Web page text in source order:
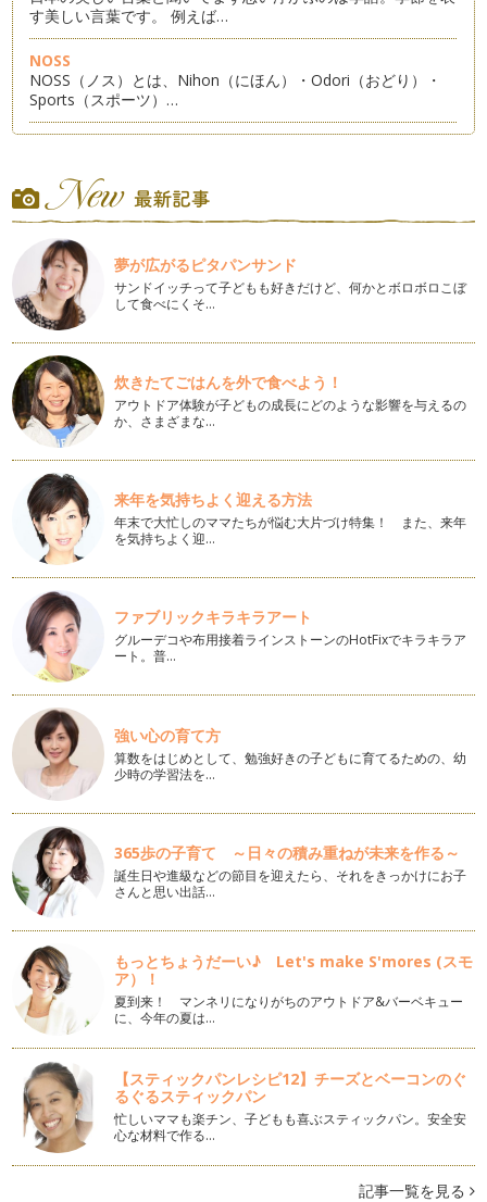
す美しい言葉です。 例えば…
NOSS
NOSS（ノス）とは、Nihon（にほん）・Odori（おどり）・
Sports（スポーツ）…
祇園祭り
コンコンチキチン、コンチキチン♪ ７月に入って京の町は祇園
祭りモード全開です。祇園…
たなばた（七夕・棚機）
むかしむかし、天の川のほとりに織姫という娘がいました。織
姫は機織りが大変上手で、…
日本人の美しい立ち居振る舞い
『江戸しぐさ』ってお聞きになったことありますか？ １０年
ほど前から公共広告機構が江…
能
能というと、堅苦しい、難しそう、眠ってしまいそう、敷居
が高…
着物事始め
着物っていいですよね。季節感を楽しんだり、礼節や遊び心を
盛り込んだり、母や祖母から受け継ぐ…
こどもの日
５月５日は『端午の節句』五月人形や兜を出し、鯉のぼりを立
て、菖蒲を飾り、柏餅やちまきを食べ…
和菓子
移ろう季節を感じさせてくれるのは自然界のものだけではあり
ません。人間が生みだした和菓子もま…
さくら
名ばかりの寒い立春も三寒四温の春分も七十二候の『櫻始開
（さくらはじめてひらく）』も過ぎ、い…
昔の遊び
皆さまが初めて出合った遊びは何ですか？好きだった遊びは何
だったでしょう？ 昭和４０…
ひなまつり
３月弥生は『桃の節句』、ひなまつり！女の子の健やかな成長
を祝うおまつりですね。女の子がいる…
おりがみ
『おりがみ』って素晴らしいと思いませんか？！遊びであり、
芸術であり、文化であるの…
和の暦
和の文化や日本の伝統行事を語る時、切っても切れないのが旧
暦といわれる和の暦ですね。 …
夢が広がるピタパンサンド
サンドイッチって子どもも好きだけど、何かとボロボロこぼ
して食べにくそ…
炊きたてごはんを外で食べよう！
アウトドア体験が子どもの成長にどのような影響を与えるの
か、さまざまな…
来年を気持ちよく迎える方法
年末で大忙しのママたちが悩む大片づけ特集！ また、来年
を気持ちよく迎…
ファブリックキラキラアート
グルーデコや布用接着ラインストーンのHotFixでキラキラア
ート。普…
強い心の育て方
算数をはじめとして、勉強好きの子どもに育てるための、幼
少時の学習法を…
365歩の子育て ～日々の積み重ねが未来を作る～
誕生日や進級などの節目を迎えたら、それをきっかけにお子
さんと思い出話…
もっとちょうだーい♪ Let's make S'mores (スモ
ア）！
夏到来！ マンネリになりがちのアウトドア&バーベキュー
に、今年の夏は…
【スティックパンレシピ12】チーズとベーコンのぐ
るぐるスティックパン
忙しいママも楽チン、子どもも喜ぶスティックパン。安全安
心な材料で作る…
記事一覧を見る